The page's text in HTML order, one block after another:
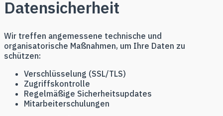
Datensicherheit
Wir treffen angemessene technische und
organisatorische Maßnahmen, um Ihre Daten zu
schützen:
Verschlüsselung (SSL/TLS)
Zugriffskontrolle
Regelmäßige Sicherheitsupdates
Mitarbeiterschulungen